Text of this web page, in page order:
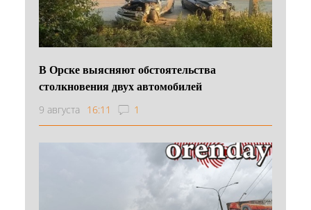
В Орске выясняют обстоятельства
столкновения двух автомобилей
9 августа 16:11 1